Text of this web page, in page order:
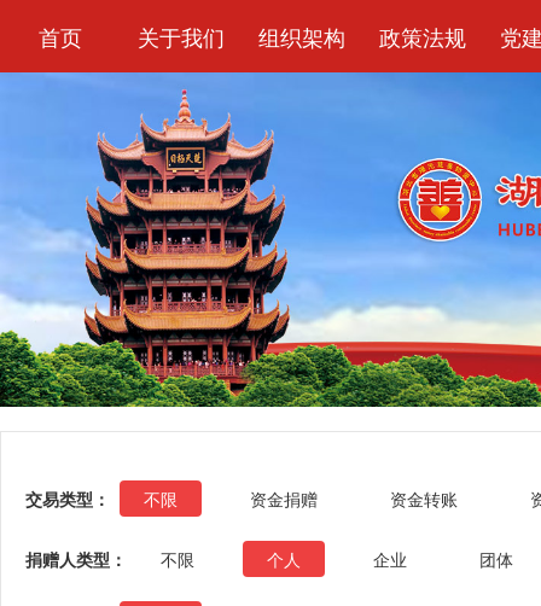
首页 关于我们 组织架构 政策法规 党
交易类型： 不限 资金捐赠 资金转账
捐赠人类型： 不限 个人 企业 团体